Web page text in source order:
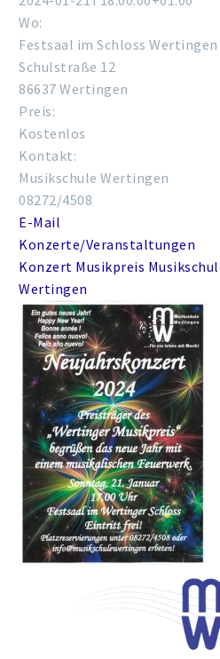
Wo:
Festsaal im Schloss Wertingen
Schulstraße 12
86637 Wertingen
Preis:
Kostenlos
Kontakt:
Musikschule Wertingen
08272/4508
E-Mail
Konzerte/Veranstaltungen
Konzert Musikpreis
Wertingen